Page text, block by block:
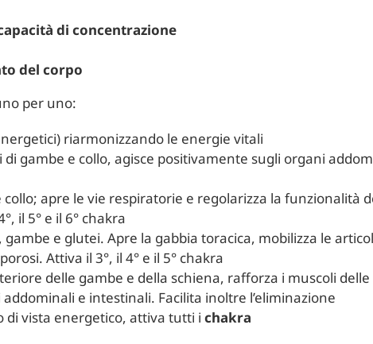
di concentrazione
del corpo
per uno:
riarmonizzando le energie vitali
gambe e collo, agisce positivamente sugli organi
apre le vie respiratorie e regolarizza la funzionalità
il 5° e il 6° chakra
e glutei. Apre la gabbia toracica, mobilizza le
Attiva il 3°, il 4° e il 5° chakra
delle gambe e della schiena, rafforza i muscoli delle
e intestinali. Facilita inoltre l’eliminazione
di vista energetico, attiva tutti ichakra